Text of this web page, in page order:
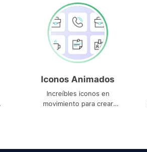
Iconos Animados
Increíbles iconos en
movimiento para crear